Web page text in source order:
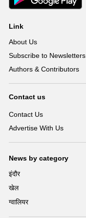
Link
About Us
Subscribe to Newsletters
Authors & Contributors
Contact us
Contact Us
Advertise With Us
News by category
इंदौर
खेल
ग्वालियर